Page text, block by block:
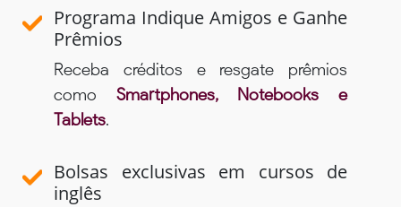
Programa Indique Amigos e Ganhe
Prêmios
Receba créditos e resgate prêmios
como Smartphones, Notebooks e
Tablets.
Bolsas exclusivas em cursos de
inglês